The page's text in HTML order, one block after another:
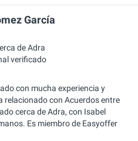
García
de Adra
verificado
con mucha experiencia y
relacionado con Acuerdos entre
cerca de Adra, con Isabel
Es miembro de Easyoffer